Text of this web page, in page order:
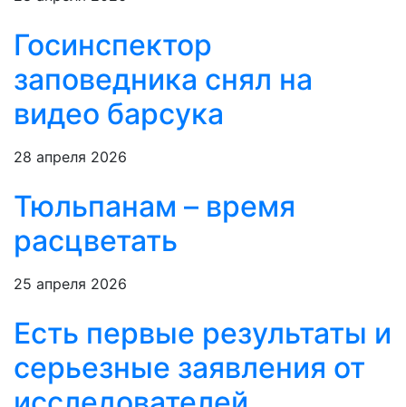
Госинспектор
заповедника снял на
видео барсука
28 апреля 2026
Тюльпанам – время
расцветать
25 апреля 2026
Есть первые результаты и
серьезные заявления от